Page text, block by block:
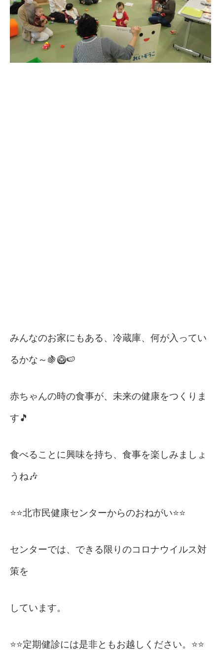
みんなのお家にもある、冷蔵庫、何が入ってい
るかな～🍇🥝🍉
赤ちゃんの時の食事が、未来の健康をつくりま
す🎵
食べることに興味を持ち、食事を楽しみましょ
うね🎶
⭐⭐北市民健康センターからのおねがい⭐⭐
センターでは、できる限りのコロナウイルス対
策を
しています。
⭐⭐定期健診には是非ともお越しください。⭐⭐